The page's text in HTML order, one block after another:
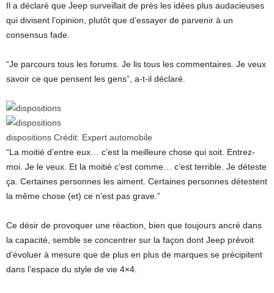
Il a déclaré que Jeep surveillait de près les idées plus audacieuses
qui divisent l’opinion, plutôt que d’essayer de parvenir à un
consensus fade.
“Je parcours tous les forums. Je lis tous les commentaires. Je veux
savoir ce que pensent les gens”, a-t-il déclaré.
dispositions Crédit: Expert automobile
“La moitié d’entre eux… c’est la meilleure chose qui soit. Entrez-
moi. Je le veux. Et la moitié c’est comme… c’est terrible. Je déteste
ça. Certaines personnes les aiment. Certaines personnes détestent
la même chose (et) ce n’est pas grave.”
Ce désir de provoquer une réaction, bien que toujours ancré dans
la capacité, semble se concentrer sur la façon dont Jeep prévoit
d’évoluer à mesure que de plus en plus de marques se précipitent
dans l’espace du style de vie 4×4.